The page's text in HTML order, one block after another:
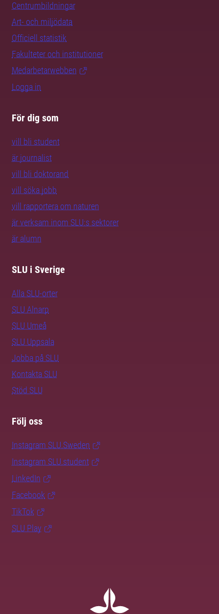
Centrumbildningar
Art- och miljödata
Officiell statistik
Fakulteter och institutioner
Medarbetarwebben
Logga in
För dig som
vill bli student
är journalist
vill bli doktorand
vill söka jobb
vill rapportera om naturen
är verksam inom SLU:s sektorer
är alumn
SLU i Sverige
Alla SLU-orter
SLU Alnarp
SLU Umeå
SLU Uppsala
Jobba på SLU
Kontakta SLU
Stöd SLU
Följ oss
Instagram SLU.Sweden
Instagram SLU.student
LinkedIn
Facebook
TikTok
SLU Play